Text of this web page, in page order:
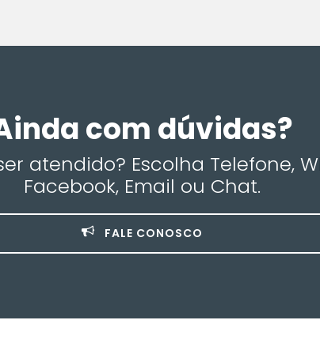
com dúvidas?
atendido? Escolha Telefone,
Facebook, Email ou Chat.
FALE CONOSCO